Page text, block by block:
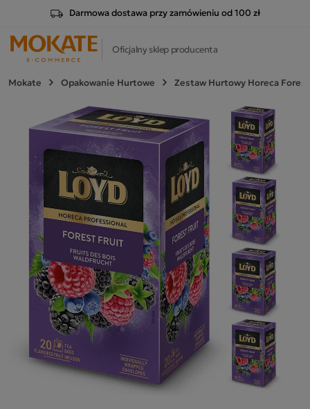
Darmowa dostawa przy zamówieniu od 100 zł
Oficjalny sklep producenta
Mokate Opakowanie Hurtowe Zestaw Hurtowy Horeca